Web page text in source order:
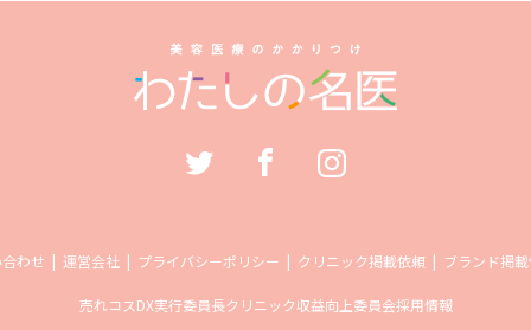
わせ 運営会社 プライバシーポリシー クリニック掲載依頼 ブランド掲
売れコスDX実行委員長クリニック収益向上委員会採用情報